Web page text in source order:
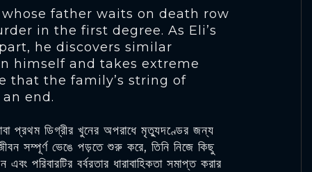
father waits on death row
in the first degree. As Eli’s
he discovers similar
himself and takes extreme
that the family’s string of
end.
প্রথম ডিগ্রীর খুনের অপরাধে মৃত্যুদণ্ডের জন্য
সম্পূর্ণ ভেঙে পড়তে শুরু করে, তিনি নিজে কিছু
পরিবারটির বর্বরতার ধারাবাহিকতা সমাপ্ত করার